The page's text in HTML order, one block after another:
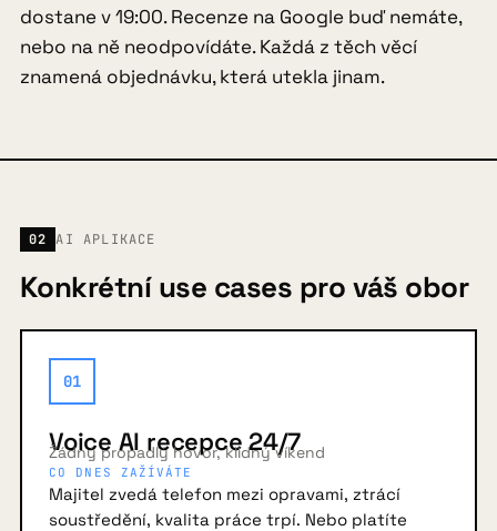
dostane v 19:00. Recenze na Google buď nemáte,
nebo na ně neodpovídáte. Každá z těch věcí
znamená objednávku, která utekla jinam.
02 AI APLIKACE
Konkrétní use cases pro váš obor
01
Voice AI recepce 24/7
Žádný propadlý hovor, klidný víkend
CO DNES ZAŽÍVÁTE
Majitel zvedá telefon mezi opravami, ztrácí
soustředění, kvalita práce trpí. Nebo platíte